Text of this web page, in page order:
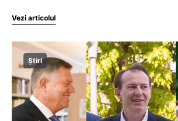
Vezi articolul
Știri